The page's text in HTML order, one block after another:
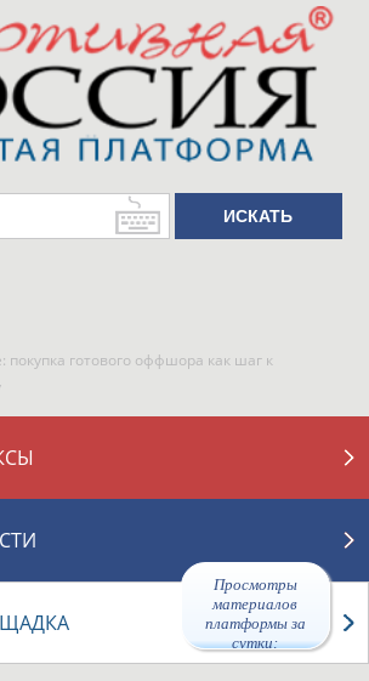
Просмотры
материалов
платформы за
сутки:
47370
покупка готового оффшора как шаг к